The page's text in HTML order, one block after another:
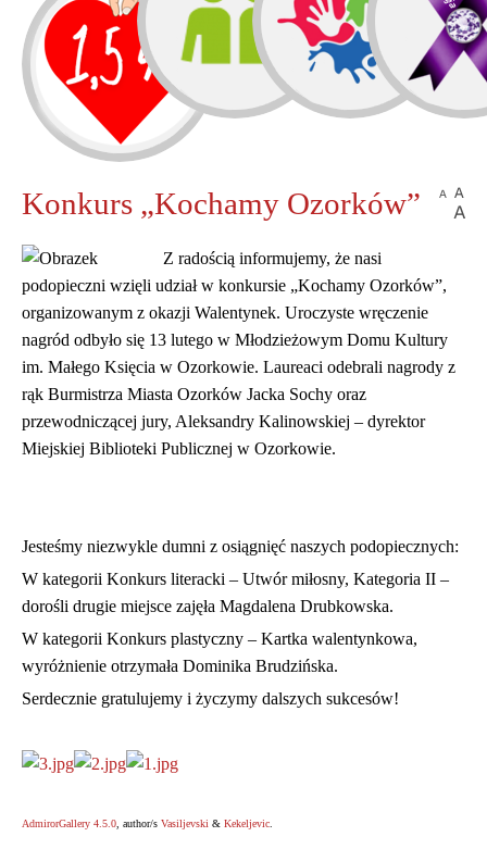
Ważny komunikat!
"Zasłużony dla Miasta
Ozorkowa"
Zostań uczestnikiem Warsztatów
Warsztatów Terapii
Pomóżmy
sobie
nawzajem.
DALEJ...
Konkurs „Kochamy Ozorków”
Z radością informujemy, że nasi
podopieczni wzięli udział w konkursie „Kochamy Ozorków”,
organizowanym z okazji Walentynek. Uroczyste wręczenie
nagród odbyło się 13 lutego w Młodzieżowym Domu Kultury
im. Małego Księcia w Ozorkowie. Laureaci odebrali nagrody z
rąk Burmistrza Miasta Ozorków Jacka Sochy oraz
przewodniczącej jury, Aleksandry Kalinowskiej – dyrektor
Miejskiej Biblioteki Publicznej w Ozorkowie.
Jesteśmy niezwykle dumni z osiągnięć naszych podopiecznych:
W kategorii Konkurs literacki – Utwór miłosny, Kategoria II –
dorośli drugie miejsce zajęła Magdalena Drubkowska.
W kategorii Konkurs plastyczny – Kartka walentynkowa,
wyróżnienie otrzymała Dominika Brudzińska.
Serdecznie gratulujemy i życzymy dalszych sukcesów!
AdmirorGallery 4.5.0 , author/s Vasiljevski & Kekeljevic